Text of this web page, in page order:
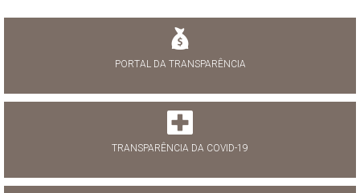
PORTAL DA TRANSPARÊNCIA
TRANSPARÊNCIA DA COVID-19